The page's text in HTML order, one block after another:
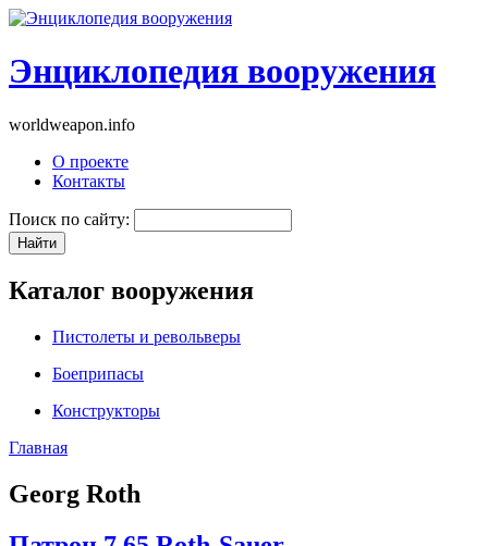
Энциклопедия вооружения
worldweapon.info
О проекте
Контакты
Поиск по сайту:
Каталог вооружения
Пистолеты и револьверы
Боеприпасы
Конструкторы
Главная
Georg Roth